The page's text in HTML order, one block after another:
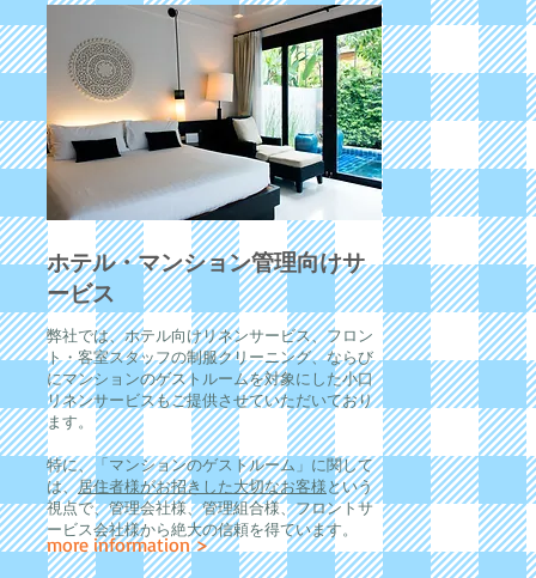
more information >
ホテル・マンション管理向けサ
ービス
弊社では、ホテル向けリネンサービス、フロン
ト・客室スタッフの制服クリーニング、ならび
にマンションのゲストルームを対象にした小口
リネンサービスもご提供させていただいており
ます。
特に、「マンションのゲストルーム」に関して
は、居住者様がお招きした大切なお客様という
視点で、管理会社様、管理組合様、フロントサ
ービス会社様から絶大の信頼を得ています。